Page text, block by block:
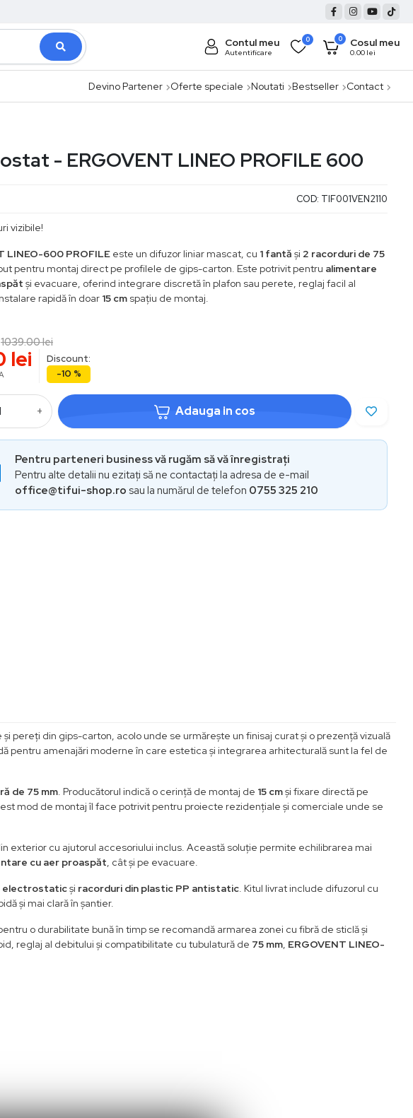
Contul meu
Autentificare
0 0 Cosul meu
0.00lei
Devino Partener Oferte speciale Noutati Bestseller Contact
- ERGOVENT LINEO PROFILE 600
COD: TIF001VEN2110
vizibile!
LINEO-600 PROFILE este un difuzor liniar mascat, cu 1 fantă și 2 racorduri de 75
pentru montaj direct pe profilele de gips-carton. Este potrivit pentru alimentare
și evacuare, oferind integrare discretă în plafon sau perete, reglaj facil al
rapidă în doar 15 cm spațiu de montaj.
1039.00lei
lei
Discount:
-10 %
+ Adauga in cos
Pentru parteneri business vă rugăm să vă înregistrați
Pentru alte detalii nu ezitați să ne contactați la adresa de e-mail
office@tifui-shop.ro sau la numărul de telefon 0755 325 210
pereți din gips-carton, acolo unde se urmărește un finisaj curat și o prezență vizuală
pentru amenajări moderne în care estetica și integrarea arhitecturală sunt la fel de
de 75 mm. Producătorul indică o cerință de montaj de 15 cmși fixare directă pe
mod de montaj îl face potrivit pentru proiecte rezidențiale și comerciale unde se
exterior cu ajutorul accesoriului inclus. Această soluție permite echilibrarea mai
cu aer proaspăt, cât și pe evacuare.
electrostaticși racorduri din plastic PP antistatic. Kitul livrat include difuzorul cu
și mai clară în șantier.
o durabilitate bună în timp se recomandă armarea zonei cu fibră de sticlă și
reglaj al debitului și compatibilitate cu tubulatură de 75 mm, ERGOVENT LINEO-